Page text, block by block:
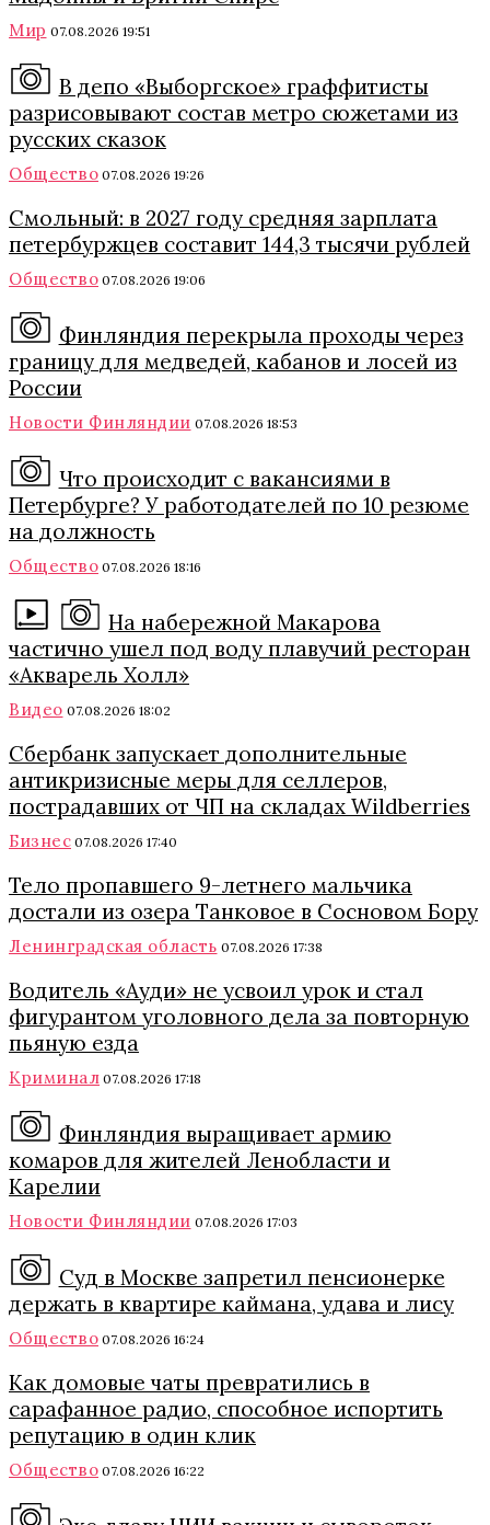
Мир 07.08.2026 19:51
В депо «Выборгское» граффитисты
разрисовывают состав метро сюжетами из
русских сказок
Общество 07.08.2026 19:26
Смольный: в 2027 году средняя зарплата
петербуржцев составит 144,3 тысячи рублей
Общество 07.08.2026 19:06
Финляндия перекрыла проходы через
границу для медведей, кабанов и лосей из
России
Новости Финляндии 07.08.2026 18:53
Что происходит с вакансиями в
Петербурге? У работодателей по 10 резюме
на должность
Общество 07.08.2026 18:16
На набережной Макарова
частично ушел под воду плавучий ресторан
«Акварель Холл»
Видео 07.08.2026 18:02
Сбербанк запускает дополнительные
антикризисные меры для селлеров,
пострадавших от ЧП на складах Wildberries
Бизнес 07.08.2026 17:40
Тело пропавшего 9-летнего мальчика
достали из озера Танковое в Сосновом Бору
Ленинградская область 07.08.2026 17:38
Водитель «Ауди» не усвоил урок и стал
фигурантом уголовного дела за повторную
пьяную езда
Криминал 07.08.2026 17:18
Финляндия выращивает армию
комаров для жителей Ленобласти и
Карелии
Новости Финляндии 07.08.2026 17:03
Суд в Москве запретил пенсионерке
держать в квартире каймана, удава и лису
Общество 07.08.2026 16:24
Как домовые чаты превратились в
сарафанное радио, способное испортить
репутацию в один клик
Общество 07.08.2026 16:22